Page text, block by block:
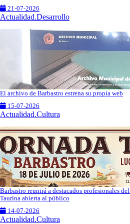
21-07-2026
Actualidad.Desarrollo
El archivo de Barbastro estrena su propia web
15-07-2026
Actualidad.Cultura
Barbastro reunirá a destacados profesionales
Taurina abierta al público
14-07-2026
Actualidad.Cultura